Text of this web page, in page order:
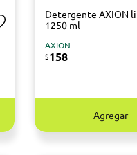
Detergente AXION
1250 ml
AXION
$158
Agregar